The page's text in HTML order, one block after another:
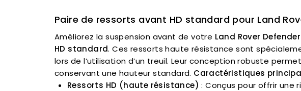
Paire de ressorts avant HD standard pour Land
Améliorez la suspension avant de votre Land Rover
HD standard. Ces ressorts haute résistance sont
lors de l’utilisation d’un treuil. Leur conception robuste
conservant une hauteur standard. Caractéristiques
Ressorts HD (haute résistance) : Conçus pour offrir une